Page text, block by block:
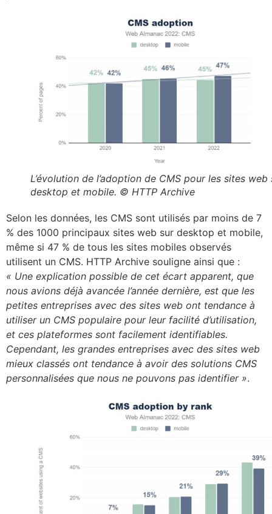
L’évolution de l’adoption de CMS pour les sites web
desktop et mobile. © HTTP Archive
Selon les données, les CMS sont utilisés par moins de 7
% des 1000 principaux sites web sur desktop et mobile,
même si 47 % de tous les sites mobiles observés
utilisent un CMS. HTTP Archive souligne ainsi que :
« Une explication possible de cet écart apparent, que
nous avions déjà avancée l’année dernière, est que les
petites entreprises avec des sites web ont tendance à
utiliser un CMS populaire pour leur facilité d’utilisation,
et ces plateformes sont facilement identifiables.
Cependant, les grandes entreprises avec des sites web
mieux classés ont tendance à avoir des solutions CMS
personnalisées que nous ne pouvons pas identifier ».